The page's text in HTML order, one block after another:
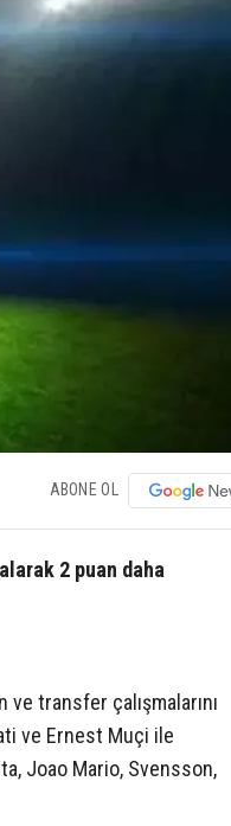
ABONE OL
2 puan daha
transfer çalışmalarını
ve Ernest Muçi ile
Joao Mario, Svensson,